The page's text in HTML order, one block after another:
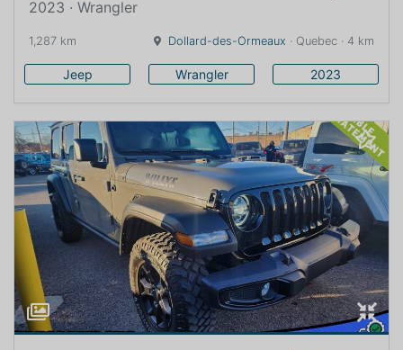
2023 · Wrangler
1,287 km Dollard-des-Ormeaux · Quebec · 4 km
Jeep Wrangler 2023